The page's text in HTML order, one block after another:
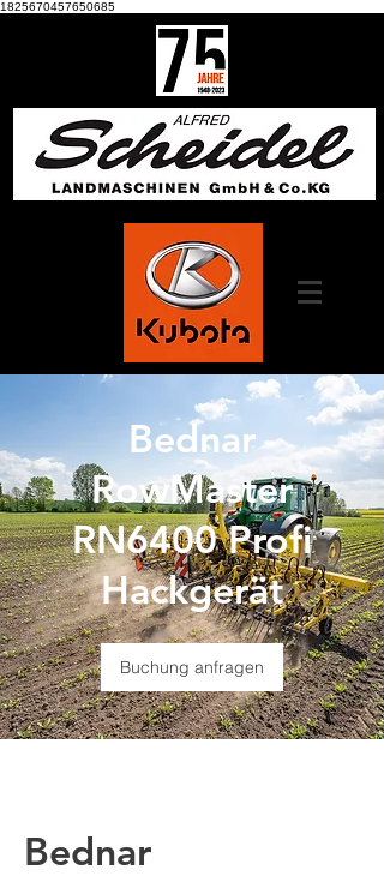
1825670457650685
Bednar
RowMaster
RN6400 Profi
Hackgerät
Buchung anfragen
Bednar